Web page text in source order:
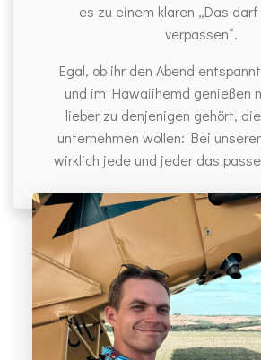
es zu einem klaren „Das
verpassen“.
Egal, ob ihr den Abend
und im Hawaiihemd genießen
lieber zu denjenigen gehört,
unternehmen wollen: Bei
wirklich jede und jeder das